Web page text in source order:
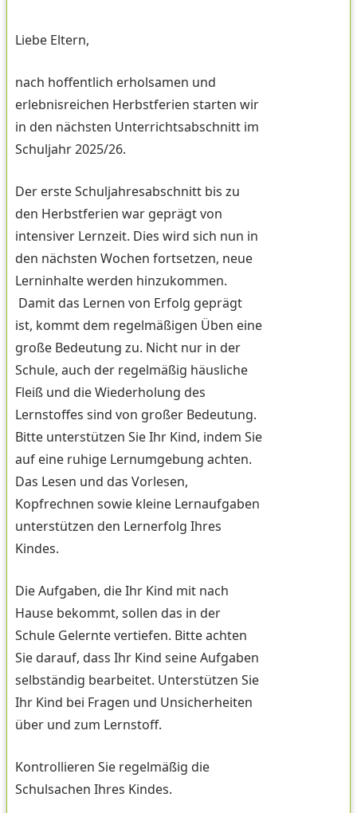
Liebe Eltern,
nach hoffentlich erholsamen und
erlebnisreichen Herbstferien starten wir
in den nächsten Unterrichtsabschnitt im
Schuljahr 2025/26.
Der erste Schuljahresabschnitt bis zu
den Herbstferien war geprägt von
intensiver Lernzeit. Dies wird sich nun in
den nächsten Wochen fortsetzen, neue
Lerninhalte werden hinzukommen.
Damit das Lernen von Erfolg geprägt
ist, kommt dem regelmäßigen Üben eine
große Bedeutung zu. Nicht nur in der
Schule, auch der regelmäßig häusliche
Fleiß und die Wiederholung des
Lernstoffes sind von großer Bedeutung.
Bitte unterstützen Sie Ihr Kind, indem Sie
auf eine ruhige Lernumgebung achten.
Das Lesen und das Vorlesen,
Kopfrechnen sowie kleine Lernaufgaben
unterstützen den Lernerfolg Ihres
Kindes.
Die Aufgaben, die Ihr Kind mit nach
Hause bekommt, sollen das in der
Schule Gelernte vertiefen. Bitte achten
Sie darauf, dass Ihr Kind seine Aufgaben
selbständig bearbeitet. Unterstützen Sie
Ihr Kind bei Fragen und Unsicherheiten
über und zum Lernstoff.
Kontrollieren Sie regelmäßig die
Schulsachen Ihres Kindes.